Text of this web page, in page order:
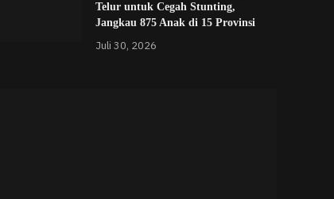
Telur untuk Cegah Stunting,
Jangkau 875 Anak di 15 Provinsi
Juli 30, 2026